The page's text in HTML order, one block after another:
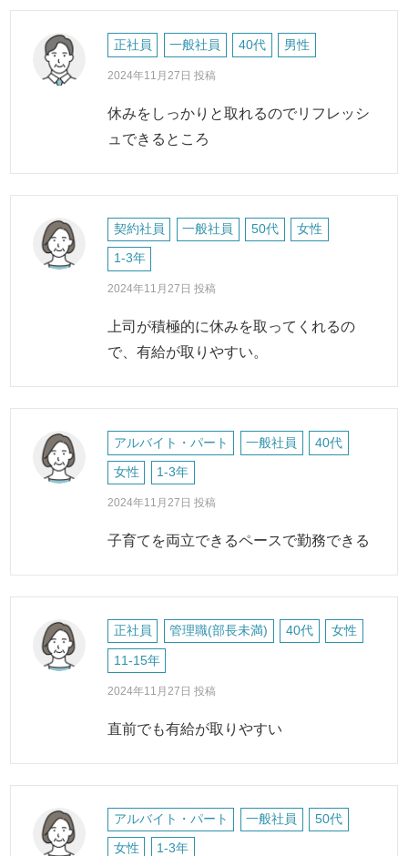
正社員 一般社員 40代 男性
2024年11月27日 投稿
休みをしっかりと取れるのでリフレッシ
ュできるところ
契約社員 一般社員 50代 女性
1-3年
2024年11月27日 投稿
上司が積極的に休みを取ってくれるの
で、有給が取りやすい。
アルバイト・パート 一般社員 40代
女性 1-3年
2024年11月27日 投稿
子育てを両立できるペースで勤務できる
正社員 管理職(部長未満) 40代 女性
11-15年
2024年11月27日 投稿
直前でも有給が取りやすい
アルバイト・パート 一般社員 50代
女性 1-3年